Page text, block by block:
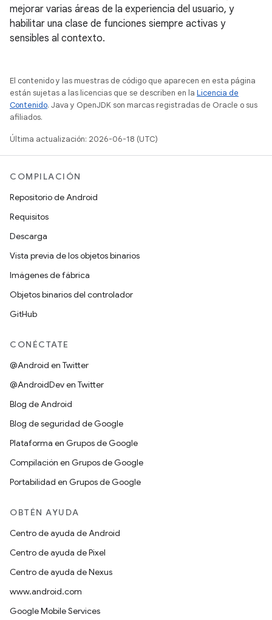
mejorar varias áreas de la experiencia del usuario, y
habilitar una clase de funciones siempre activas y
sensibles al contexto.
El contenido y las muestras de código que aparecen en esta página
están sujetas a las licencias que se describen en la Licencia de
Contenido. Java y OpenJDK son marcas registradas de Oracle o sus
afiliados.
Última actualización: 2026-06-18 (UTC)
COMPILACIÓN
Repositorio de Android
Requisitos
Descarga
Vista previa de los objetos binarios
Imágenes de fábrica
Objetos binarios del controlador
GitHub
CONÉCTATE
@Android en Twitter
@AndroidDev en Twitter
Blog de Android
Blog de seguridad de Google
Plataforma en Grupos de Google
Compilación en Grupos de Google
Portabilidad en Grupos de Google
OBTÉN AYUDA
Centro de ayuda de Android
Centro de ayuda de Pixel
Centro de ayuda de Nexus
www.android.com
Google Mobile Services